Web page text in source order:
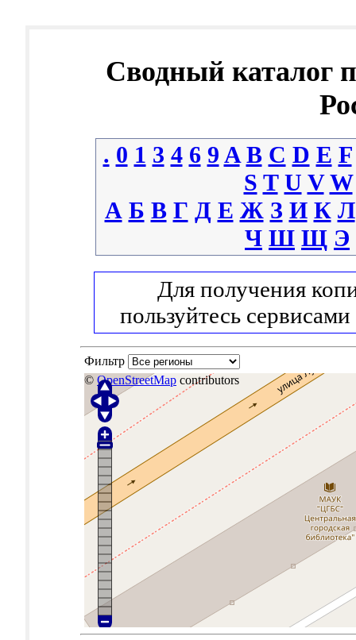
Сводный каталог
. 0 1 3 4 6 9 A B C D E F
S T U V W
А Б В Г Д Е Ж З И К Л
Ч Ш Щ Э
Для получения
пользуйтесь сервисами
Фильтр
© OpenStreetMap contributors